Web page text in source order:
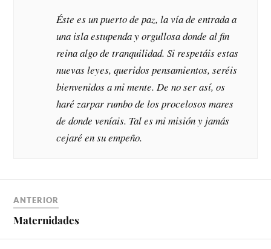
Éste es un puerto de paz, la vía de entrada a
una isla estupenda y orgullosa donde al fin
reina algo de tranquilidad. Si respetáis estas
nuevas leyes, queridos pensamientos, seréis
bienvenidos a mi mente. De no ser así, os
haré zarpar rumbo de los procelosos mares
de donde veníais. Tal es mi misión y jamás
cejaré en su empeño.
ANTERIOR
Maternidades